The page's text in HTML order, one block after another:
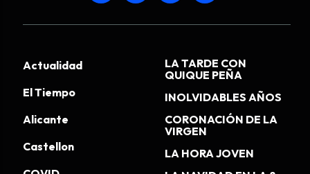
Actualidad
El Tiempo
Alicante
Castellon
LA TARDE CON
QUIQUE PEÑA
INOLVIDABLES AÑOS
CORONACIÓN DE LA
VIRGEN
LA HORA JOVEN